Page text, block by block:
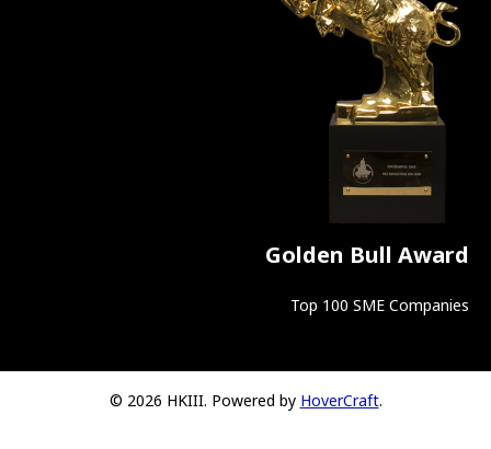
Golden Bull Award
Top 100 SME Companies
© 2026 HKIII. Powered by HoverCraft.